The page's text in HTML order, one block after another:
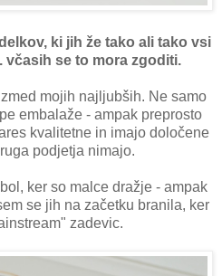
ki jih že tako ali tako vsi
včasih se to mora zgoditi.
mojih najljubših. Ne samo
embalaže - ampak preprosto
kvalitetne in imajo določene
podjetja nimajo.
ker so malce dražje - ampak
se jih na začetku branila, ker
zadevic.